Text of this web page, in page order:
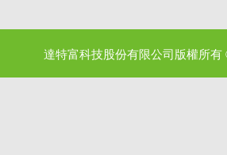
達特富科技股份有限公司版權所有